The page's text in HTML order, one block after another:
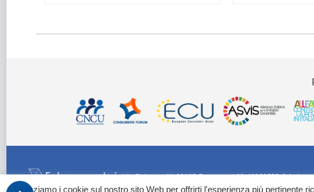
Via Palestro 11 00185 Roma - tel 06 42020755-9
Utilizziamo i cookie sul nostro sito Web per offrirti l'esperienza più pertinente